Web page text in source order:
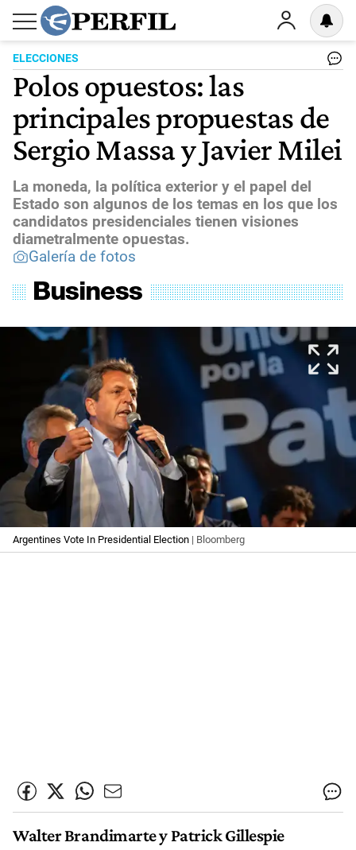
ELECCIONES
Polos opuestos: las
principales propuestas de
Sergio Massa y Javier Milei
La moneda, la política exterior y el papel del
Estado son algunos de los temas en los que los
candidatos presidenciales tienen visiones
diametralmente opuestas.
Galería de fotos
Argentines Vote In Presidential Election | Bloomberg
Walter Brandimarte y Patrick Gillespie